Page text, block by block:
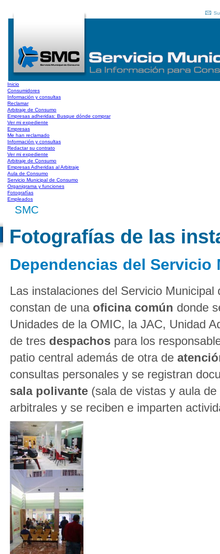
Inicio
Consumidores
Información y consultas
Reclamar
Arbitraje de Consumo
Empresas adheridas: Busque dónde comprar
Ver mi expediente
Empresas
Me han reclamado
Información y consultas
Redactar su contrato
Ver mi expediente
Arbitraje de Consumo
Empresas Adheridas al Arbitraje
Aula de Consumo
Servicio Municipal de Consumo
Organigrama y funciones
Fotografías
Empleados
SMC
Fotografías de las
Dependencias del
Las instalaciones del Servicio
constan de una oficina común donde
Unidades de la OMIC, la JAC, Unidad
de tres despachos para los
patio central además de otra de
consultas personales y se registran
sala polivante (sala de vistas y aula
arbitrales y se reciben e imparten